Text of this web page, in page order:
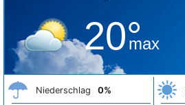
20°
max
Niederschlag 0%